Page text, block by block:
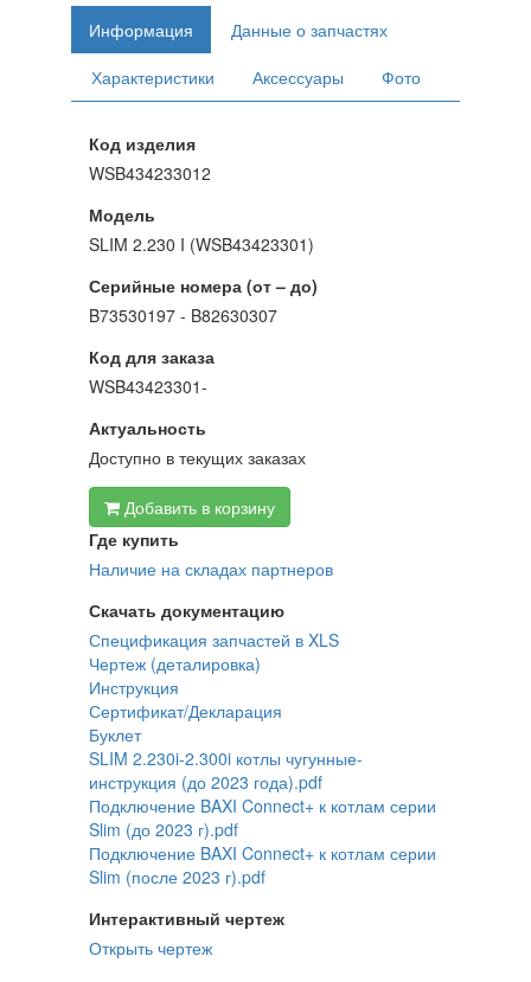
Информация
Данные о запчастях
Характеристики
Аксессуары Фото
Код изделия
WSB434233012
Модель
SLIM 2.230 I (WSB43423301)
Серийные номера (от – до)
B73530197 - B82630307
Код для заказа
WSB43423301-
Актуальность
Доступно в текущих заказах
Добавить в корзину
Где купить
Наличие на складах партнеров
Скачать документацию
Спецификация запчастей в XLS
Чертеж (деталировка)
Инструкция
Сертификат/Декларация
Буклет
SLIM 2.230i-2.300i котлы чугунные-
инструкция (до 2023 года).pdf
Подключение BAXI Connect+ к котлам серии
Slim (до 2023 г).pdf
Подключение BAXI Connect+ к котлам серии
Slim (после 2023 г).pdf
Интерактивный чертеж
Открыть чертеж